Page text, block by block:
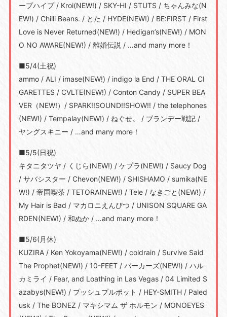
ープハイプ / Kroi(NEW!) / SKY-HI / STUTS / ちゃんみな(N
EW!) / Chilli Beans. / とた / HYDE(NEW!) / BE:FIRST / First
Love is Never Returned(NEW!) / Hedigan’s(NEW!) / MON
O NO AWARE(NEW!) / 離婚伝説 / …and many more！
■5/4(土祝)
ammo / ALI / imase(NEW!) / indigo la End / THE ORAL CI
GARETTES / CVLTE(NEW!) / Conton Candy / SUPER BEA
VER（NEW!）/ SPARK!!SOUND!!SHOW!! / the telephones
(NEW!) / Tempalay(NEW!) / ねぐせ。 / ブランデー戦記 /
ヤングスキニー / …and many more！
■5/5(日祝)
キタニタツヤ / くじら(NEW!) / ケプラ(NEW!) / Saucy Dog
/ サバシスター / Chevon(NEW!) / SHISHAMO / sumika(NE
W!) / 帝国喫茶 / TETORA(NEW!) / Tele / なきごと(NEW!) /
My Hair is Bad / マカロニえんぴつ / UNISON SQUARE GA
RDEN(NEW!) / 和ぬか / …and many more！
■5/6(月休)
KUZIRA / Ken Yokoyama(NEW!) / coldrain / Survive Said
The Prophet(NEW!) / 10-FEET / パーカーズ(NEW!) / ハル
カミライ / Fear, and Loathing in Las Vegas / 04 Limited S
azabys(NEW!) / プッシュプルポット / HEY-SMITH / Paled
usk / The BONEZ / マキシマム ザ ホルモン / MONOEYES